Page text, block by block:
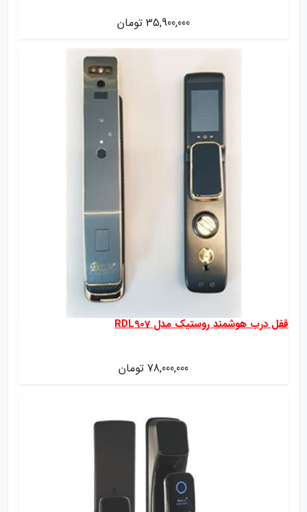
35,900,000 تومان
قفل درب هوشمند روستیک مدل RDL907
78,000,000 تومان